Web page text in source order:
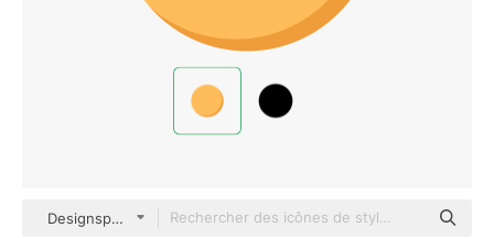
Designspace Team Flat